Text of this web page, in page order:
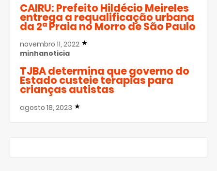
CAIRU: Prefeito Hildécio Meireles
entrega a requalificação urbana
da 2ª Praia no Morro de São Paulo
novembro 11, 2022
minhanoticia
TJBA determina que governo do
Estado custeie terapias para
crianças autistas
agosto 18, 2023